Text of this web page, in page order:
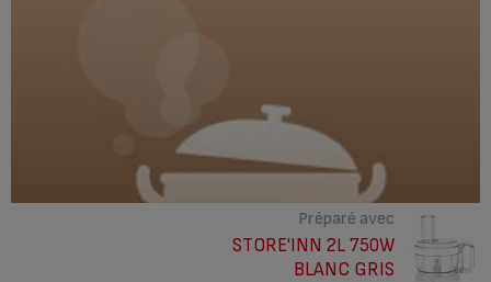
Préparé avec
STORE'INN 2L 750W
BLANC GRIS